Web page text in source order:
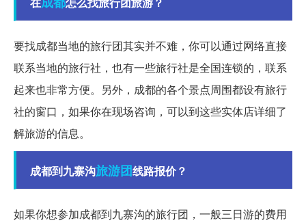
要找成都当地的旅行团其实并不难，你可以通过网络直接
联系当地的旅行社，也有一些旅行社是全国连锁的，联系
起来也非常方便。另外，成都的各个景点周围都设有旅行
社的窗口，如果你在现场咨询，可以到这些实体店详细了
解旅游的信息。
成都到九寨沟旅游团线路报价？
如果你想参加成都到九寨沟的旅行团，一般三日游的费用